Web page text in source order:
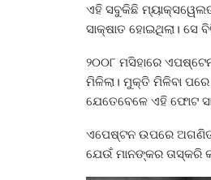
ଏହି ସବୁକିଛି
ସାକ୍ଷାତ ହୋଇଥିଲା।
୨୦୦୮ ମସିହାରେ
ମିଳିଲା। ମୁକ୍ତି ମିଳିବା
ଯେତେବେଳେ ଏହି ଫୋଟ
ଏପେଷ୍ଟନ ଉପରେ ଅଗଣିତ
ଯେଉଁ ମାନଙ୍କର ତାସ୍କରି